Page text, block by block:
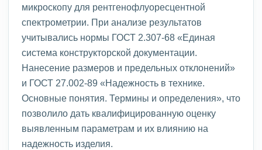
микроскопу для рентгенофлуоресцентной
спектрометрии. При анализе результатов
учитывались нормы ГОСТ 2.307-68 «Единая
система конструкторской документации.
Нанесение размеров и предельных отклонений»
и ГОСТ 27.002-89 «Надежность в технике.
Основные понятия. Термины и определения», что
позволило дать квалифицированную оценку
выявленным параметрам и их влиянию на
надежность изделия.